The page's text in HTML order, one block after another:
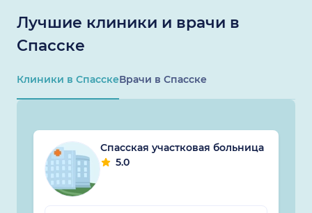
Лучшие клиники и врачи в
Спасске
Клиники в СпасскеВрачи в Спасске
Спасская участковая больница
5.0